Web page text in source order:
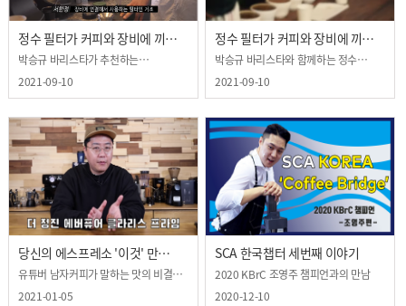
정수 필터가 커피와 장비에 끼치는
영향 2부
박승규 바리스타가 추천하는
정수필터??
2021-09-10
정수 필터가 커피와 장비에 끼치는
영향 1부
박승규 바리스타와 함께하는 정수
필터와 커피의 연관성
2021-09-10
당신의 에스프레소 '이것' 만
바꿔도 확 달라집니다
유튜버 남자커피가 말하는 맛의 비결은
어떤걸까요?
2021-01-05
SCA 한국챕터 세번째 이야기
2020 KBrC 조영주 챔피언과의 만남
2020-12-10